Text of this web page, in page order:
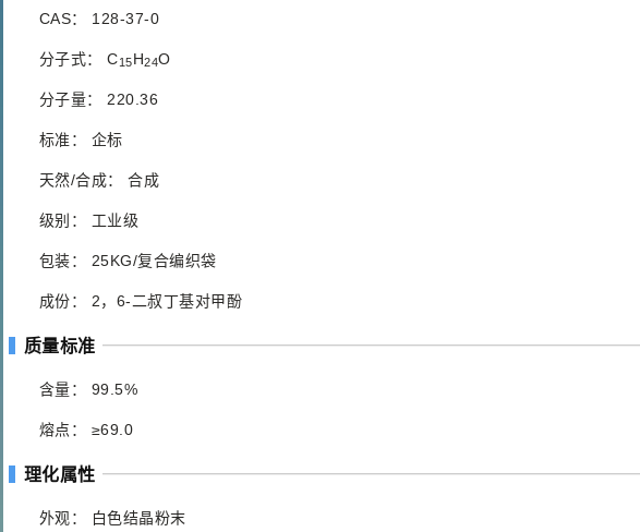
CAS： 128-37-0
分子式： C15H24O
分子量： 220.36
标准： 企标
天然/合成： 合成
级别： 工业级
包装： 25KG/复合编织袋
成份： 2，6-二叔丁基对甲酚
质量标准
含量： 99.5%
熔点： ≥69.0
理化属性
外观： 白色结晶粉末
2 乙酸橙花酯 99%
浏览量 - 5.51w
2021-06-17
3
浏览量 - 4.4w
浏览量 - 1.98w